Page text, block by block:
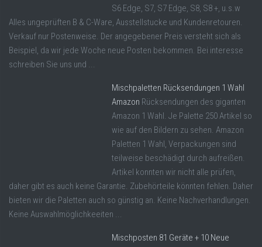
S6 Edge, S7, S7 Edge, S8, S8 +, u.s.w
Alles ungeprüften B & C-Ware, Ausstellstucke und Kundenretouren.
Verkauf nur Postenweise. Der angegebener Preis versteht sich als
Beispiel, da wir jede Woche neue Posten bekommen. Bei interesse
schreiben Sie uns und ...
Mischpaletten Rücksendungen 1 Wahl
Amazon Rücksendungen des giganten
Amazon 1 Wahl. Je Palette 250 Artikel so
wie auf den Bildern zu sehen. Amazon
Paletten 1 Wahl, Verpackungen sind
teilweise beschädigt durch aufreißen.
Artikel konnten wir nicht alle prüfen,
daher gibt es auch keine Garantie. Zubehörteile könnten fehlen. Daher
bieten wir die Paletten auch so günstig an. Keine Nachverhandlungen.
Keine Auswahlmöglichkeeiten ...
Mischposten 81 Geräte + 10 Neue